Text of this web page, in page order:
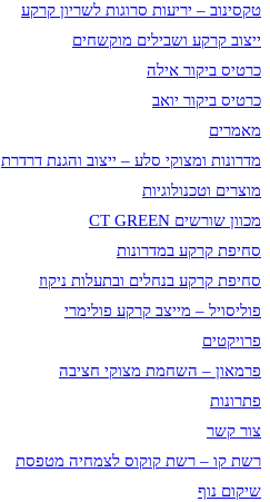
טקסינוב – יריעות סרוגות לשריון קרקע
ייצוב קרקע ושבילים מוקשחים
כרטיס ביקור אילה
כרטיס ביקור יואב
מאמרים
מדרונות ומצוקי סלע – ייצוב והגנת דרדרת
מוצרים וטכנולוגיות
מכוון שורשים CT GREEN
סחיפת קרקע במדרונות
סחיפת קרקע בנחלים ובתעלות ניקוז
פוליסויל – מייצב קרקע פולימרי
פרויקטים
פרמאון – השחמת מצוקי חציבה
פתרונות
צור קשר
רשת קו – רשת קוקוס לצמחיה מטפסת
שיקום נוף